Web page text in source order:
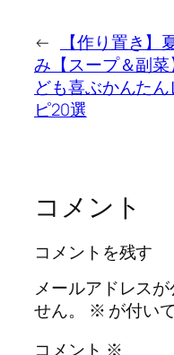
←
【作り置き】
み【スープ＆副菜
ども喜ぶかんた
ピ20選
コメント
コメントを残す
メールアドレス
せん。
※ が付い
コメント ※